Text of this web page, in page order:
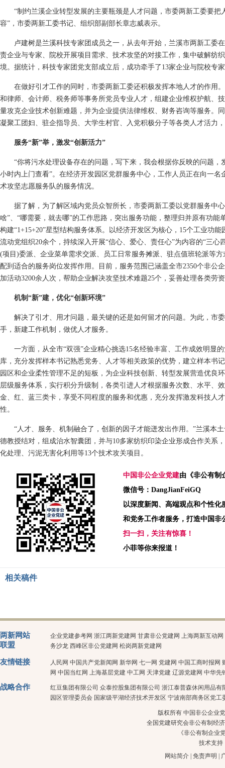
“制约兰溪企业转型发展的主要瓶颈是人才问题，市委两新工委要把
容”，市委两新工委书记、组织部副部长章志威表示。
卢建树是兰溪科技专家团成员之一，从去年开始，兰溪市两新工委
责企业与专家、院校开展项目需求、技术攻坚的对接工作，集中破解纺
境。据统计，科技专家团党支部成立后，成功牵手了13家企业与院校专
在做好引才工作的同时，市委两新工委还积极发挥本地人才的作用
和律师、会计师、税务师等事务所党员专业人才，组建企业维权护航、
量攻克企业技术创新难题，并为企业提供法律维权、财务咨询等服务。
凝聚工团妇、驻企指导员、大学生村官、入党积极分子等各类人才活力
服务“新”举，激发“创新活力”
“你将污水处理设备存在的问题，写下来，我会根据你反映的问题，
小时内上门查看”。在经济开发园区党群服务中心，工作人员正在向一名
术攻坚志愿服务队的服务情况。
据了解，为了解区域内党员众智所长，市委两新工委以党群服务中心
啥”、“哪需要，就去哪”的工作思路，突出服务功能，整理归并原有功能
构建“1+15+20”星型结构服务体系。以经济开发区为核心，15个工业功
流动党组织20余个，持续深入开展“信心、爱心、责任心”为内容的“三心
(项目)委派、企业菜单需求交派、员工日常服务摊派、驻点值班轮派等
配到适合的服务岗位发挥作用。目前，服务范围已涵盖全市2350个非公
加活动3200余人次，帮助企业解决攻坚技术难题25个，妥善处理各类劳
机制“新”建，优化“创新环境”
解决了引才、用才问题，最关键的还是如何留才的问题。为此，市委
手，新建工作机制，做优人才服务。
一方面，从全市“双强”企业精心挑选15名经验丰富、工作成效明显
库，充分发挥样本书记熟悉党务、人才等相关政策的优势，建立样本书
园区和企业柔性管理不足的短板，为企业科技创新、转型发展营造优良
层级服务体系，实行积分升级制，各类引进人才根据服务次数、水平、
金、红、蓝三类卡，享受不同程度的服务和优惠，充分发挥激发科技人
性。
“人才、服务、机制融合了，创新的因子才能迸发出作用。”兰溪本土
德教授结对，组成治水智囊团，并与10多家纺织印染企业形成合作关系
化处理、污泥无害化利用等13个技术攻关项目。
中国非公企业党建由《非公有制
微信号：DangJianFeiGQ
以深度新闻、高端观点和个性化
和党务工作者服务，打造中国非
扫一扫，关注有惊喜！
小菲等你来报道！
相关稿件
两新网站
联盟
企业党建参考网 浙江两新党建网 甘肃非公党建网 上海两新互动网
务沙龙 西峰区非公党建网 松岗两新党建网
友情链接 人民网 中国共产党新闻网 新华网 七一网 党建网 中国工商时报网
网 中国当红网 上海基层党建 中工网 天津党建 辽源党建网 中华先
战略合作 红豆集团有限公司 众泰控股集团有限公司 浙江泰普森休闲用品有
园区管理委员会 国家级平湖经济技术开发区 宁波南部商务区党工
版权所有 中国非公企业
全国党建研究会非公有制经
《非公有制企
技术支持
网站简介 免责声明